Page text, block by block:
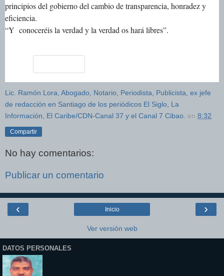
principios del gobierno del cambio de transparencia, honradez y
eficiencia.
“Y conoceréis la verdad y la verdad os hará libres”.
Lic. Ramón Lora, Abogado, Notario, Periodista, Publicista, ex jefe
de redacción en Santiago de los periódicos El Siglo, La
Información, El Caribe/CDN-Canal 37 y el Canal 7 Cibao. en 8:32
Compartir
No hay comentarios:
Publicar un comentario
‹ ›
Inicio
Ver versión web
DATOS PERSONALES